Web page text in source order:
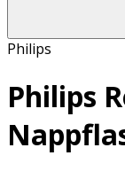
Philips
Philips